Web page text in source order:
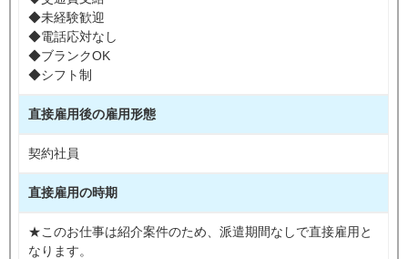
◆未経験歓迎
◆電話応対なし
◆ブランクOK
◆シフト制
直接雇用後の雇用形態
契約社員
直接雇用の時期
★このお仕事は紹介案件のため、派遣期間なしで直接雇用と
なります。